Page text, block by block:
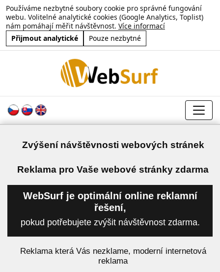
Používáme nezbytné soubory cookie pro správné fungování
webu. Volitelné analytické cookies (Google Analytics, Toplist)
nám pomáhají měřit návštěvnost. Více informací
Přijmout analytické
Pouze nezbytné
Zvýšení návštěvnosti webových stránek
Reklama pro Vaše webové stránky zdarma
WebSurf je optimální online reklamní
řešení,
pokud potřebujete zvýšit návštěvnost zdarma.
Reklama která Vás nezklame, moderní internetová
reklama